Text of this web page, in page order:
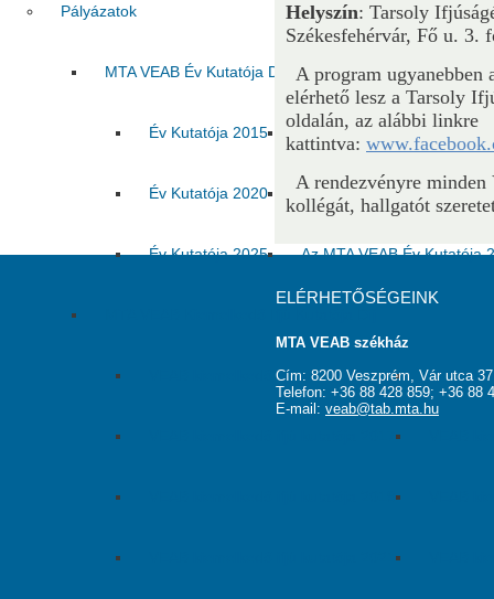
Pályázatok
MTA VEAB Év Kutatója Díj
Év Kutatója 2015 Év Kutatója 2016 Év
Év Kutatója 2020 Év Kutatója 2021 Év
Év Kutatója 2025 Az MTA VEAB Év Kutatója
VEAB kiemelkedő ifjú kutatója 2015 VEAB
Helyszín: Tarsoly
Székesfehérvár, Fő u. 3.
A program ugyanebben
elérhető lesz a Tarsoly
oldalán, az alábbi linkre
kattintva:
A rendezvényre
kollégát, hallgatót
ELÉRHETŐSÉGEINK
MTA VEAB székház
Cím: 8200 Veszprém, Vár utca
Telefon: +36 88 428 859; +36 88
E-mail: veab@tab.mta.hu